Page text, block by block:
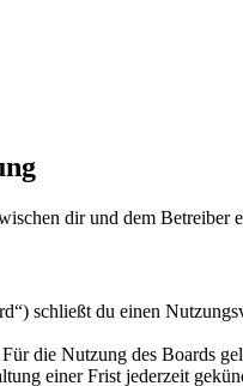
dir und dem Betreiber
schließt du einen
die Nutzung des Boards
einer Frist jederzeit